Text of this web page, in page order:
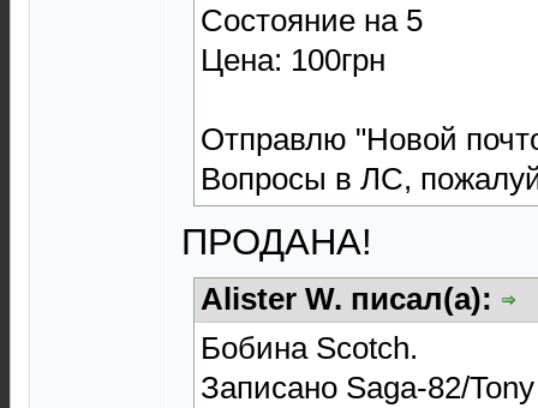
Состояние на 5
Цена: 100грн
Отправлю "Новой
Вопросы в ЛС,
ПРОДАНА!
Alister W. писал(а):
Бобина Scotch.
Записано Saga-82/